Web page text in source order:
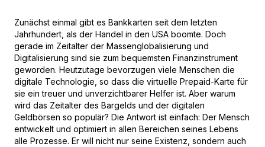
Zunächst einmal gibt es Bankkarten seit dem letzten
Jahrhundert, als der Handel in den USA boomte. Doch
gerade im Zeitalter der Massenglobalisierung und
Digitalisierung sind sie zum bequemsten Finanzinstrument
geworden. Heutzutage bevorzugen viele Menschen die
digitale Technologie, so dass die virtuelle Prepaid-Karte für
sie ein treuer und unverzichtbarer Helfer ist. Aber warum
wird das Zeitalter des Bargelds und der digitalen
Geldbörsen so populär? Die Antwort ist einfach: Der Mensch
entwickelt und optimiert in allen Bereichen seines Lebens
alle Prozesse. Er will nicht nur seine Existenz, sondern auch